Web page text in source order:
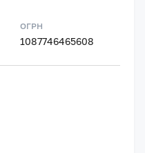
ОГРН
1087746465608